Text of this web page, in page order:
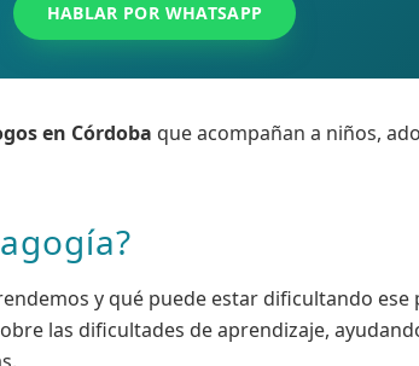
HABLAR POR WHATSAPP
en Córdoba que acompañan a niños,
y qué puede estar dificultando ese
las dificultades de aprendizaje,